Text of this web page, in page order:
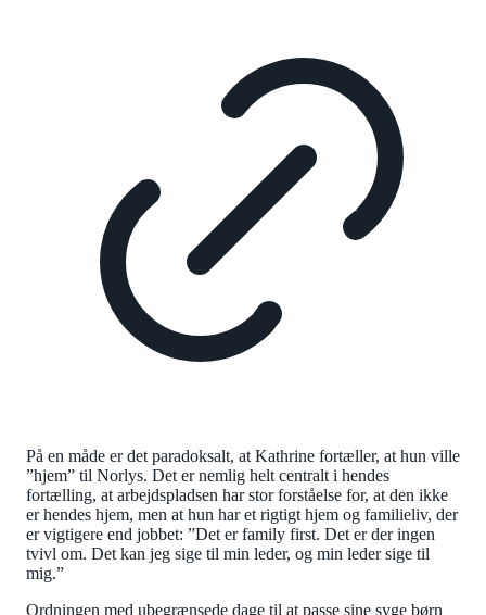
På en måde er det paradoksalt, at Kathrine fortæller, at hun ville
”hjem” til Norlys. Det er nemlig helt centralt i hendes
fortælling, at arbejdspladsen har stor forståelse for, at den ikke
er hendes hjem, men at hun har et rigtigt hjem og familieliv, der
er vigtigere end jobbet: ”Det er family first. Det er der ingen
tvivl om. Det kan jeg sige til min leder, og min leder sige til
mig.”
Ordningen med ubegrænsede dage til at passe sine syge børn